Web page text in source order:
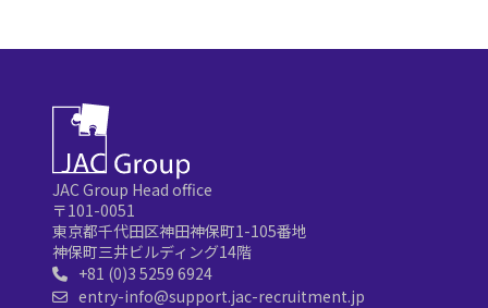
JAC Group Head office
〒101-0051
東京都千代田区神田神保町1-105番地
神保町三井ビルディング14階
+81 (0)3 5259 6924
entry-info@support.jac-recruitment.jp